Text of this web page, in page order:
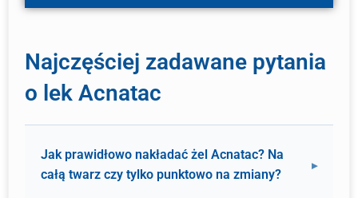
Najczęściej zadawane pytania
o lek Acnatac
Jak prawidłowo nakładać żel Acnatac? Na
całą twarz czy tylko punktowo na zmiany?